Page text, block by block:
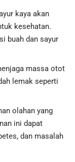
kaya akan
kesehatan.
buah dan sayur
massa otot
lemak seperti
olahan yang
ini dapat
dan masalah